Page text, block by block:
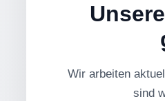
Wir arbeiten
sind